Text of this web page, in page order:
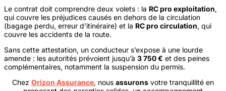
Le contrat doit comprendre deux volets : la RC pro exploitation,
qui couvre les préjudices causés en dehors de la circulation
(bagage perdu, erreur d’itinéraire) et la RC pro circulation, qui
couvre les accidents de la route.
Sans cette attestation, un conducteur s’expose à une lourde
amende : les autorités prévoient jusqu’à 3 750 € et des peines
complémentaires, notamment la suspension du permis.
Chez Orizon Assurance, nous assurons votre tranquillité en